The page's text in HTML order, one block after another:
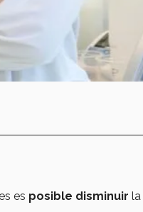
es posible disminuir la